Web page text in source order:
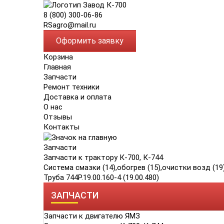
8 (800) 300-06-86
RSagro@mail.ru
Оформить заявку
Корзина
Главная
Запчасти
Ремонт техники
Доставка и оплата
О нас
Отзывы
Контакты
Запчасти
Запчасти к трактору К-700, К-744
Система смазки (14),обогрев (15),очистки возд
Труба 744Р.19.00.160-4 (19.00.480)
ЗАПЧАСТИ
Запчасти к двигателю ЯМЗ